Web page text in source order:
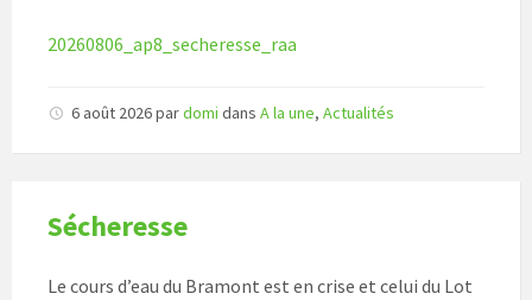
20260806_ap8_secheresse_raa
6 août 2026pardomi dans A la une, Actualités
Sécheresse
Le cours d’eau du Bramont est en crise et celui du Lot